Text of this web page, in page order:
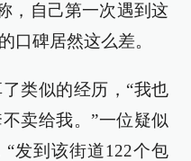
，自己第一次遇到这
口碑居然这么差。
类似的经历，“我也
卖给我。”一位疑似
发到该街道122个包